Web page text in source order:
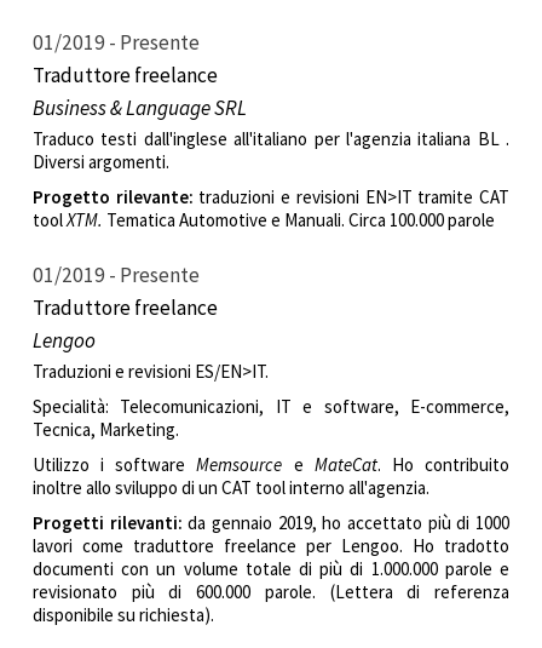
01/2019
Presente
Traduttore freelance
Business & Language SRL
Traduco testi dall'inglese all'italiano per l'agenzia italiana BL .
Diversi argomenti.
Progetto rilevante: traduzioni e revisioni EN>IT tramite CAT
toolXTM. Tematica Automotive e Manuali. Circa 100.000 parole
01/2019
Presente
Traduttore freelance
Lengoo
Traduzioni e revisioni ES/EN>IT.
Specialità: Telecomunicazioni, IT e software, E-commerce,
Tecnica, Marketing.
Utilizzo i softwareMemsource e MateCat. Ho contribuito
inoltre allo sviluppo di un CAT tool interno all'agenzia.
Progetti rilevanti: da gennaio 2019, ho accettato più di 1000
lavori come traduttore freelance per Lengoo. Ho tradotto
documenti con un volume totale di più di 1.000.000 parole e
revisionato più di 600.000 parole. (Lettera di referenza
disponibile su richiesta).